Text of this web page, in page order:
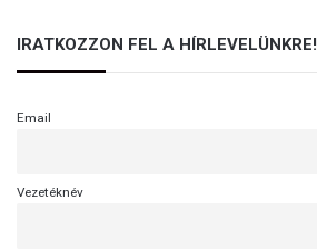
IRATKOZZON FEL A HÍRLEVELÜNKRE!
Email
Vezetéknév